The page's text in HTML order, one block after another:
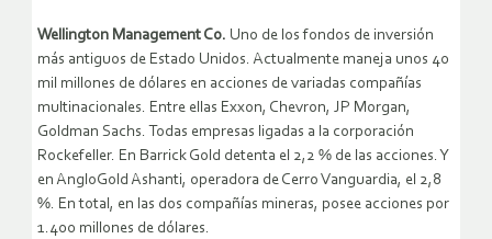
Wellington Management Co. Uno de los fondos de inversión
más antiguos de Estado Unidos. Actualmente maneja unos 40
mil millones de dólares en acciones de variadas compañías
multinacionales. Entre ellas Exxon, Chevron, JP Morgan,
Goldman Sachs. Todas empresas ligadas a la corporación
Rockefeller. En Barrick Gold detenta el 2,2 % de las acciones. Y
en AngloGold Ashanti, operadora de Cerro Vanguardia, el 2,8
%. En total, en las dos compañías mineras, posee acciones por
1.400 millones de dólares.